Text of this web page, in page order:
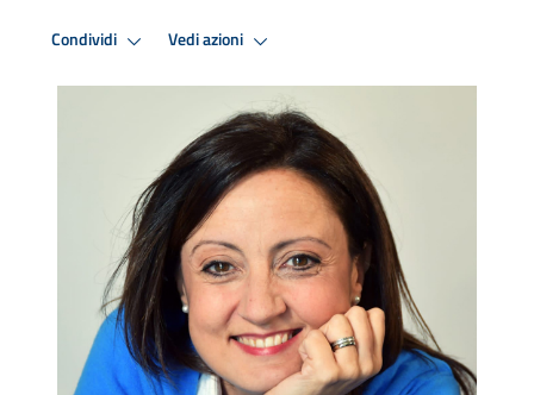
Condividi Vedi azioni